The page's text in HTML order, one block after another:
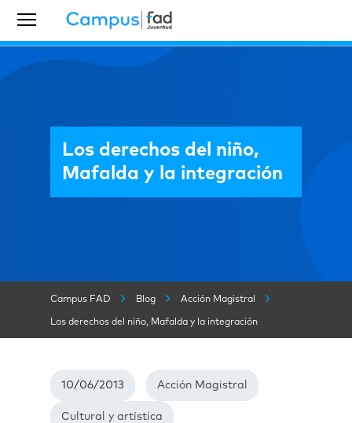
Los derechos del niño,
Mafalda y la integración
Campus FAD Blog Acción Magistral
Los derechos del niño, Mafalda y la integración
10/06/2013 Acción Magistral
Cultural y artística